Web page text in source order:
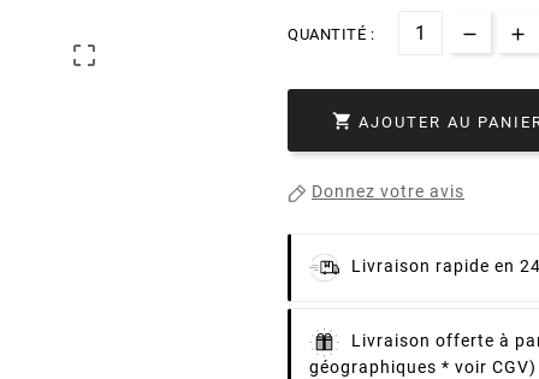

QUANTITÉ :
 AJOUTER AU
Donnez votre avis
Livraison rapide en
Livraison offerte à
géographiques * voir CGV)